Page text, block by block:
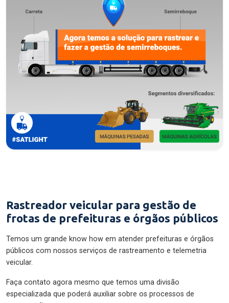
Rastreador veicular para gestão de
frotas de prefeituras e órgãos públicos
Temos um grande know how em atender prefeituras e órgãos
públicos com nossos serviços de rastreamento e telemetria
veicular.
Faça contato agora mesmo que temos uma divisão
especializada que poderá auxiliar sobre os processos de